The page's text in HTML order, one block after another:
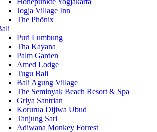
Höhepunkte Yogjakarta
Jogja Village Inn
The Phönix
Puri Lumbung
Tha Kayana
Palm Garden
Amed Lodge
Tugu Bali
Bali Agung Village
The Seminyak Beach Resort & Spa
Griya Santrian
Korurua Dijiwa Ubud
Tanjung Sari
Adiwana Monkey Forrest